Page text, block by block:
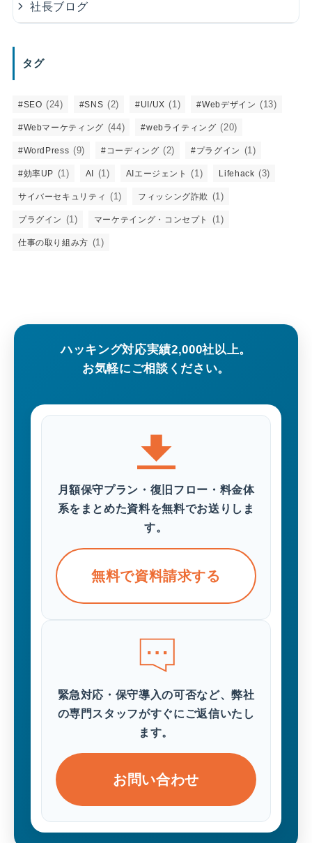
社長ブログ
タグ
#SEO (24) #SNS (2) #UI/UX (1) #Webデザイン (13)
#Webマーケティング (44) #webライティング (20)
#WordPress (9) #コーディング (2) #プラグイン (1)
#効率UP (1) AI (1) AIエージェント (1) Lifehack (3)
サイバーセキュリティ (1) フィッシング詐欺 (1)
プラグイン (1) マーケテイング・コンセプト (1)
仕事の取り組み方 (1)
ハッキング対応実績2,000社以上。
お気軽にご相談ください。
月額保守プラン・復旧フロー・料金体
系をまとめた資料を無料でお送りしま
す。
無料で資料請求する
緊急対応・保守導入の可否など、弊社
の専門スタッフがすぐにご返信いたし
ます。
お問い合わせ